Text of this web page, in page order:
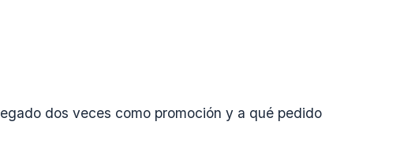
dos veces como promoción y a qué pedido